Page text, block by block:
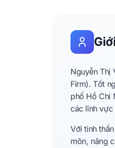
Nguyễn Thị
Firm). Tốt
phố Hồ Chí
các lĩnh vực
Với tinh
môn, nâng